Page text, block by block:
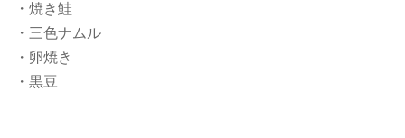
・焼き鮭
・三色ナムル
・卵焼き
・黒豆